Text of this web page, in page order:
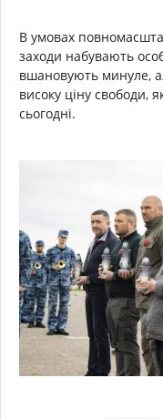
В умовах
заходи набувають
вшановують минуле,
високу ціну свободи,
сьогодні.